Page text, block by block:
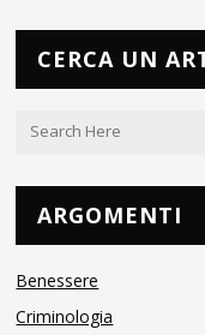
CERCA UN
ARGOMENTI
Benessere
Criminologia